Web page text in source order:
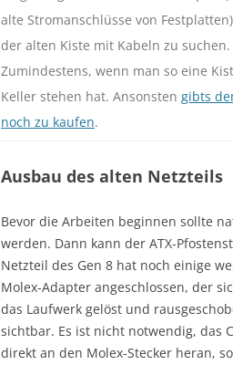
alte Stromanschlüsse von
der alten Kiste mit Kabeln zu suchen.
Zumindestens, wenn man so eine
Keller stehen hat. Ansonsten gibts
noch zu kaufen.
Ausbau des alten Netzteils
Bevor die Arbeiten beginnen sollte
werden. Dann kann der ATX-
Netzteil des Gen 8 hat noch einige
Molex-Adapter angeschlossen, der
das Laufwerk gelöst und
sichtbar. Es ist nicht notwendig, das
direkt an den Molex-Stecker heran,